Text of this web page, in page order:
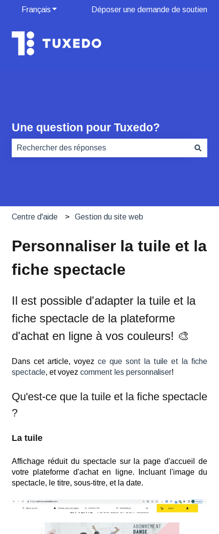
Français Afficher le sous-menu pour les traductions
Déposer une demande de soutien
Une question pour Tuxedo?
Centre d'aide Gestion du site web
Personnaliser la tuile et la
fiche spectacle
Il est possible d'adapter la tuile et la
fiche spectacle de la plateforme
d'achat en ligne à vos couleurs! 🎨
Dans cet article, voyez ce que sont la tuile et la fiche
spectacle, et voyez comment les personnaliser!
Qu'est-ce que la tuile et la fiche spectacle
?
La tuile
Affichage réduit du spectacle sur la page d'accueil de
votre plateforme d'achat en ligne. Incluant l'image du
spectacle, le titre, sous-titre, et la date.